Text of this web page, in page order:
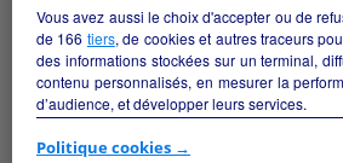
Epicerie multiservice,
Relais Poste, etc. (Murs
Vous avez aussi le choix d'accepter ou de
de 166 tiers, de cookies et autres traceurs
des informations stockées sur un terminal,
contenu personnalisés, en mesurer la
d’audience, et développer leurs services.
Si vous continuez sans accepter, les
Politique cookies →